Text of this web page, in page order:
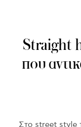
Straight
που
Στο street style